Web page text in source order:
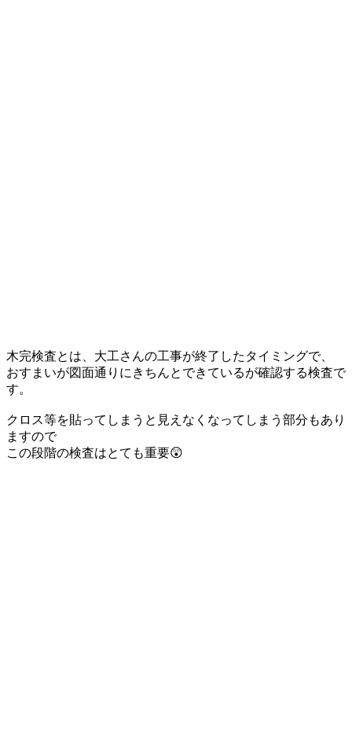
木完検査とは、大工さんの工事が終了したタイミングで、
おすまいが図面通りにきちんとできているが確認する検査で
す。
クロス等を貼ってしまうと見えなくなってしまう部分もあり
ますので
この段階の検査はとても重要😲